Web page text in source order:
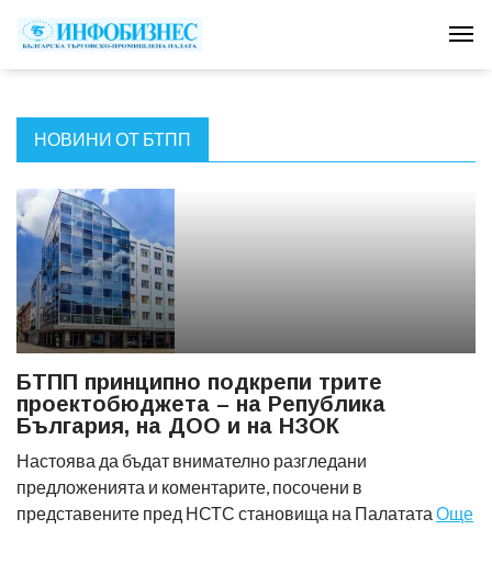
НОВИНИ ОТ БТПП
БТПП принципно подкрепи трите
проектобюджета – на Република
България, на ДОО и на НЗОК
Настоява да бъдат внимателно разгледани
предложенията и коментарите, посочени в
представените пред НСТС становища на Палатата Още